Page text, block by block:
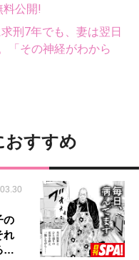
料公開!
刑7年でも、妻は翌日
「その神経がわから
おすすめ
の
れ
…